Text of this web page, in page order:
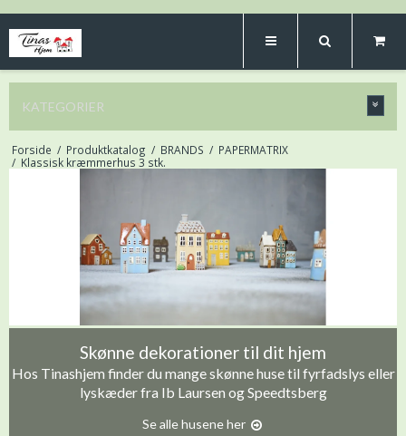
KATEGORIER
Forside / Produktkatalog / BRANDS / PAPERMATRIX
/ Klassisk kræmmerhus 3 stk.
Skønne dekorationer til dit hjem
Hos Tinashjem finder du mange skønne huse til fyrfadslys eller
lyskæder fra Ib Laursen og Speedtsberg
Se alle husene her